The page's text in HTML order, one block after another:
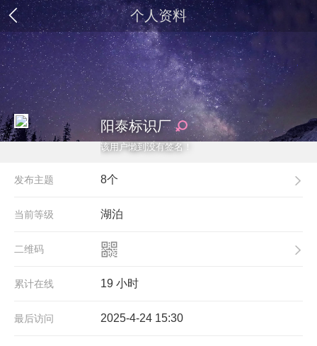
个人资料
阳泰标识厂
该用户懒到没有签名！
8个
发布主题
湖泊
当前等级
二维码
19 小时
累计在线
2025-4-24 15:30
最后访问